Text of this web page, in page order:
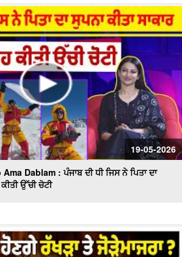
19-05-2026
Dablam : ਪੰਜਾਬ ਦੀ ਧੀ ਜਿਸ ਨੇ ਪਿਤਾ ਦਾ
ਉੱਚੀ ਚੋਟੀ